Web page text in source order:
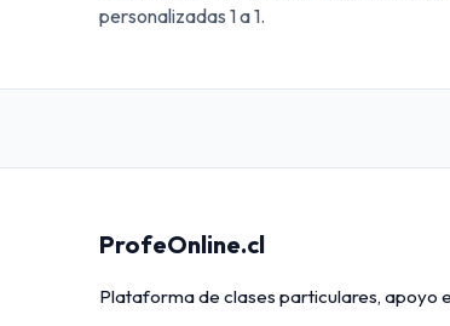
personalizadas 1 a 1.
ProfeOnline.cl
Plataforma de clases particulares, apoyo